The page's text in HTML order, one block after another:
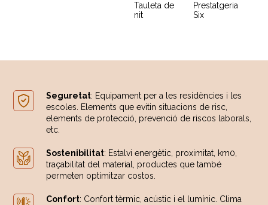
Tauleta de
nit
Prestatgeria
Six
Seguretat: Equipament per a les residències i les
escoles. Elements que evitin situacions de risc,
elements de protecció, prevenció de riscos laborals,
etc.
Sostenibilitat: Estalvi energètic, proximitat, km0,
traçabilitat del material, productes que també
permeten optimitzar costos.
Confort: Confort tèrmic, acústic i el lumínic. Clima